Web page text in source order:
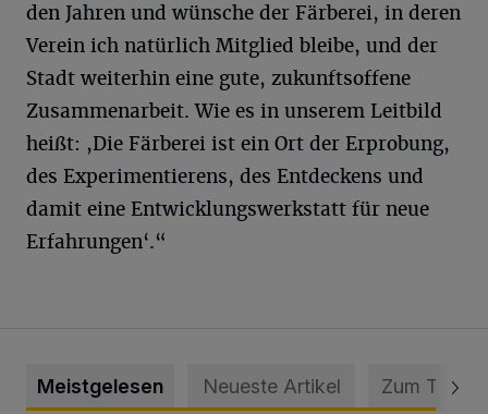
den Jahren und wünsche der Färberei, in deren
Verein ich natürlich Mitglied bleibe, und der
Stadt weiterhin eine gute, zukunftsoffene
Zusammenarbeit. Wie es in unserem Leitbild
heißt: ,Die Färberei ist ein Ort der Erprobung,
des Experimentierens, des Entdeckens und
damit eine Entwicklungswerkstatt für neue
Erfahrungen‘.“
Meistgelesen Neueste Artikel Zum Thema